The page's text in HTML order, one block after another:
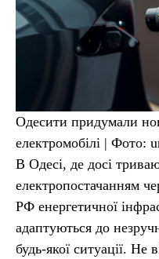
Одесити придумали
електромобілі | Фото:
В Одесі, де досі
електропостачанням
РФ енергетичної
адаптуються до
будь-якої ситуації. Не